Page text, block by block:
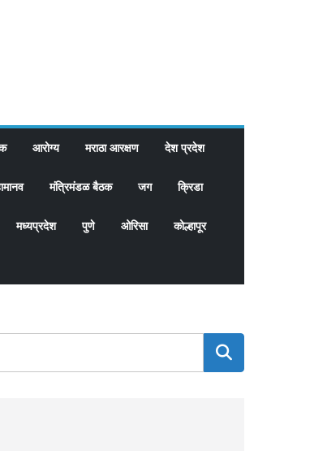
आरोग्य मराठा आरक्षण देश प्रदेश
मंत्रिमंडळ बैठक जग क्रिडा
मध्यप्रदेश पुणे ओरिसा कोल्हापूर